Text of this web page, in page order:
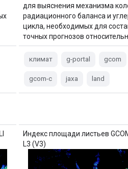
для выяснения механизма
радиационного баланса и
цикла, необходимых для
точных прогнозов
климат g-portal gcom
gcom-c jaxa land
Индекс площади листьев
L3 (V3)